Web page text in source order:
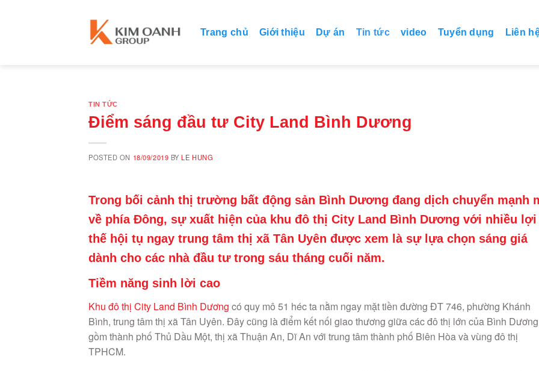
Trang chủ Giới thiệu Dự án Tin tức video Tuyển dụng Liên
TIN TỨC
Điểm sáng đầu tư City Land Bình Dương
POSTED ON 18/09/2019 BYLE HUNG
Trong bối cảnh thị trường bất động sản Bình Dương đang dịch chuyển mạnh
về phía Đông, sự xuất hiện của khu đô thị City Land Bình Dương với nhiều lợi
thế hội tụ ngay trung tâm thị xã Tân Uyên được xem là sự lựa chọn sáng giá
dành cho các nhà đầu tư trong sáu tháng cuối năm.
Tiềm năng sinh lời cao
Khu đô thị City Land Bình Dương có quy mô 51 héc ta nằm ngay mặt tiền đường ĐT 746, phường Khánh
Bình, trung tâm thị xã Tân Uyên. Đây cũng là điểm kết nối giao thương giữa các đô thị lớn của Bình Dương
gồm thành phố Thủ Dầu Một, thị xã Thuận An, Dĩ An với trung tâm thành phố Biên Hòa và vùng đô thị
TPHCM.